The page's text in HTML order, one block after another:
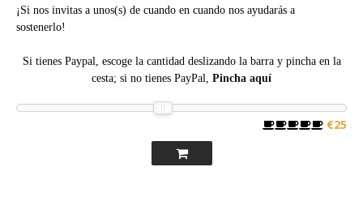
¡Si nos invitas a unos(s) de cuando en cuando nos ayudarás a
sostenerlo!
Si tienes Paypal, escoge la cantidad deslizando la barra y pincha en la
cesta; si no tienes PayPal, Pincha aquí
€25